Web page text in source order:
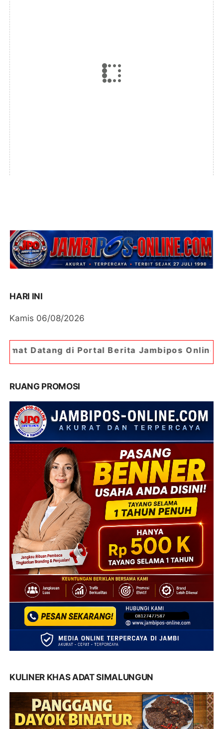
HARI INI
Kamis 06/08/2026
Berita Jambipos Online. Portal Berita
RUANG PROMOSI
KULINER KHAS ADAT SIMALUNGUN